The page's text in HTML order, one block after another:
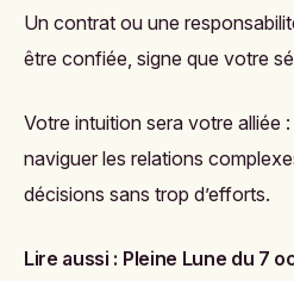
Un contrat ou une
être confiée, signe que votre
Votre intuition sera votre alliée
naviguer les relations
décisions sans trop d’efforts.
Lire aussi : Pleine Lune du 7